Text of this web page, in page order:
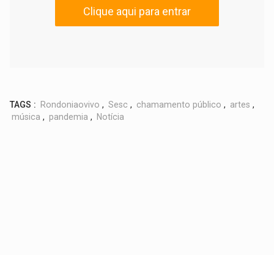
Clique aqui para entrar
TAGS : Rondoniaovivo , Sesc , chamamento público , artes ,
música , pandemia , Notícia